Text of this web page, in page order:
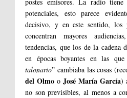
postes emisores. La radio
potenciales, esto parece
decisivo, y en este sentido, los
concentran mayores
tendencias, que los de la cadena
en épocas boyantes en las
talonario” cambiaba las cosas
del Olmo o José María García)
no son previsibles, al menos a